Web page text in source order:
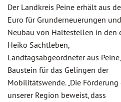
Der Landkreis Peine erhält aus
Euro für Grunderneuerungen und
Neubau von Haltestellen in den
Heiko Sachtleben,
Landtagsabgeordneter aus
Baustein für das Gelingen der
Mobilitätswende. „Die
unserer Region beweist, dass